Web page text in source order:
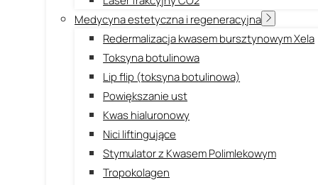
Medycyna estetyczna i regeneracyjna
Redermalizacja kwasem bursztynowym Xela
Toksyna botulinowa
Lip flip (toksyna botulinowa)
Powiększanie ust
Kwas hialuronowy
Nici liftingujące
Stymulator z Kwasem Polimlekowym
Tropokolagen